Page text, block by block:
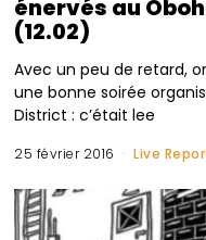
énervés au
(12.02)
Avec un peu de retard,
une bonne soirée
District : c’était lee
25 février 2016 Live